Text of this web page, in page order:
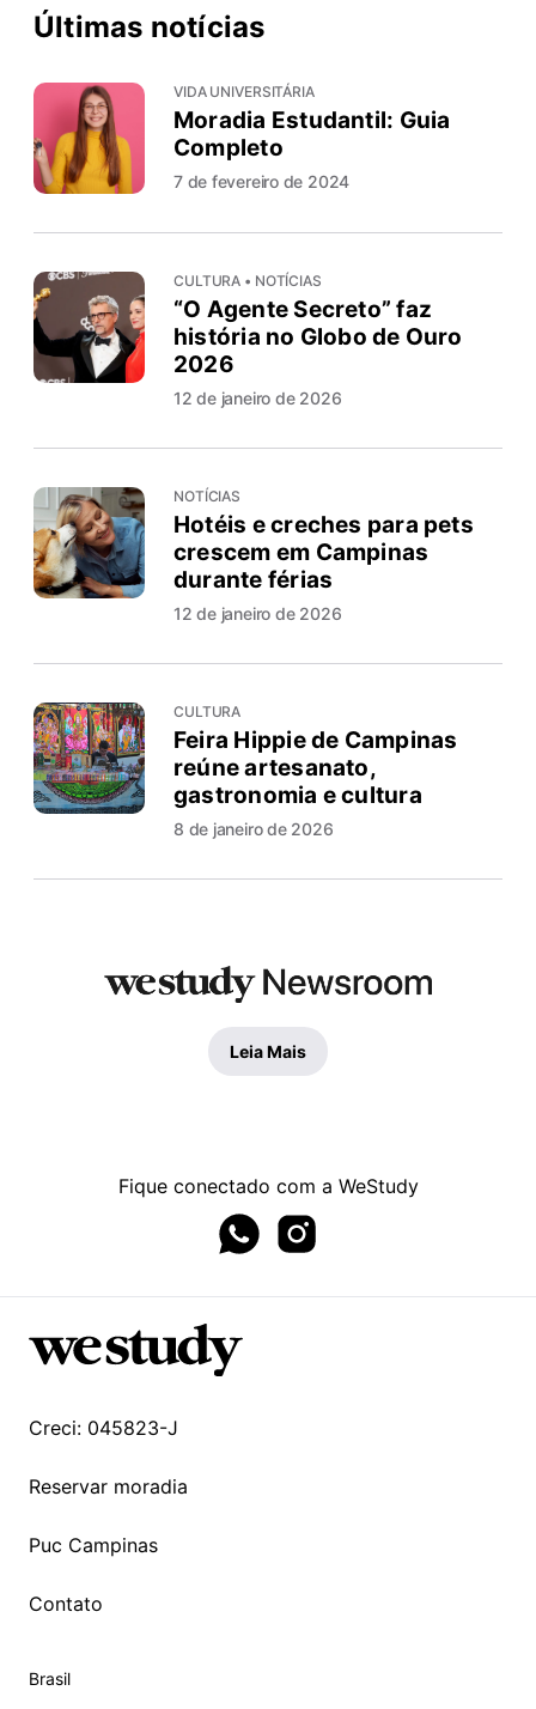
Últimas notícias
VIDA UNIVERSITÁRIA
Moradia Estudantil: Guia
Completo
7 de fevereiro de 2024
CULTURA • NOTÍCIAS
“O Agente Secreto” faz
história no Globo de Ouro
2026
12 de janeiro de 2026
NOTÍCIAS
Hotéis e creches para pets
crescem em Campinas
durante férias
12 de janeiro de 2026
CULTURA
Feira Hippie de Campinas
reúne artesanato,
gastronomia e cultura
8 de janeiro de 2026
Leia Mais
Fique conectado com a WeStudy
Creci: 045823-J
Reservar moradia
Puc Campinas
Contato
Brasil